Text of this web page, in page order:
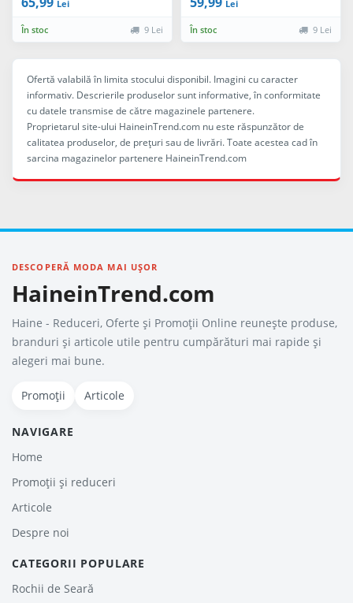
Lei
În stoc 9 Lei
Lei
În stoc 9 Lei
Ofertă valabilă în limita stocului disponibil. Imagini cu caracter
informativ. Descrierile produselor sunt informative, în conformitate
cu datele transmise de către magazinele partenere.
Proprietarul site-ului HaineinTrend.com nu este răspunzător de
calitatea produselor, de preţuri sau de livrări. Toate acestea cad în
sarcina magazinelor partenere HaineinTrend.com
DESCOPERĂ MODA MAI UȘOR
HaineinTrend.com
Haine - Reduceri, Oferte şi Promoţii Online reunește produse,
branduri și articole utile pentru cumpărături mai rapide și
alegeri mai bune.
Promoții Articole
NAVIGARE
Home
Promoții și reduceri
Articole
Despre noi
CATEGORII POPULARE
Rochii de Seară